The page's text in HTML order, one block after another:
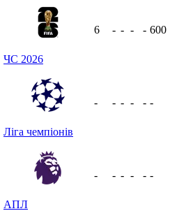
ЧС 2026
6 - - - - 600
Ліга чемпіонів
- - - - - -
АПЛ
- - - - - -